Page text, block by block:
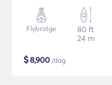
Flybridge
80 ft
24 m
$8,900 /dag